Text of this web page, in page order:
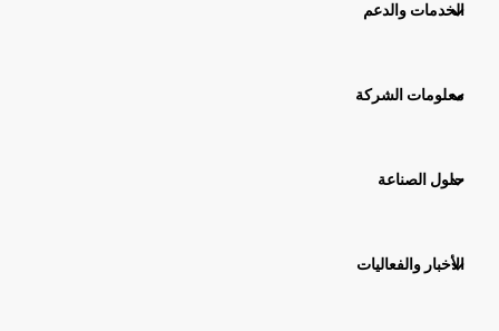
الخدمات والدعم
معلومات الشركة
حلول الصناعة
الأخبار والفعاليات